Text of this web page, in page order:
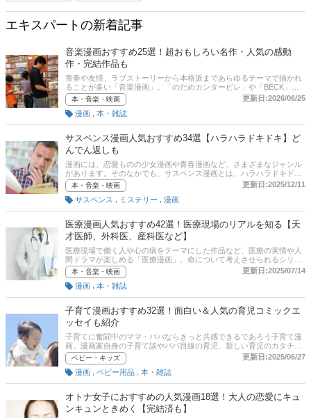
エキスパートの新着記事
音楽漫画おすすめ25選！超おもしろい名作・人気の感動
作・完結作品も
青春や友情、ラブストーリーから本格派まであらゆるテーマで描かれ
ることが多い「音楽漫画」。「のだめカンタービレ」や「BECK」と
いった実写映画化される作品も多数あります。ピアノ、クラシック、
ジャズ、ギター、バンド、DJ、あげればきりがないほど題材はさまざ
まです。この記事では「このマンガがすごい！」創刊メンバーの奈良
崎コロスケさんに音楽漫画の魅力や注目ポイント、おすすめの作品を
うかがいました。バンド漫画、ギター漫画、DJ漫画、ピアノ漫画な
ど、面白い名作の音楽漫画をピックアップしています。記事後半に
は、比較一覧表、通販サイトの売れ筋人気ランキングもあるので、口
コミや評判もチェックしてみてください。
本・音楽・映画
更新日:2026/06/25
漫画
本・雑誌
サスペンス漫画人気おすすめ34選【ハラハラドキドキ】ど
んでん返しも
漫画には、恋愛ものの少女漫画や青春漫画など、さまざまなジャンル
があります。そのなかでも、サスペンス漫画とは、ハラハラドキドキ
する展開が魅力のジャンル。定義は明確にはありませんが、ミステリ
ー漫画（推理漫画）やサイコパス系、ホラー要素やグロ要素が含まれ
るものもあります。この記事では、『このマンガがすごい！』ライタ
ーである奈良崎コロスケさんへの取材をもとに、サスペンス漫画のお
すすめ商品と選び方をご紹介。猟奇的な殺人鬼が出てくる殺人事件モ
ノや、恋愛モノなど、幅広い作品をご紹介します。お気に入りの作品
を見つけてみてください。チャート図に基づいたタイプ別診断も試し
てみてくださいね。通販サイトの最新人気ランキングのリンクもある
ので、売れ筋や口コミを確認してみましょう。
本・音楽・映画
更新日:2025/12/11
サスペンス
ミステリー 漫画
医療漫画人気おすすめ42選！医療現場のリアルを知る【天
才医師、外科医、産科医など】
医療現場で働く人や心の病をテーマにした作品など、医療の実情や人
間ドラマが楽しめる「医療漫画」。命について考えさせられるシリア
スな作品から、気楽に読めるコメディタッチな作品までバリエーショ
ンが豊富です。近年では、天才医師の作品ばかりでなく、現役医師や
元医療関係者が手掛ける医療現場の現実を描いた作品も注目を集め、
ドラマ化やアニメ化されることもあります。この記事では「このマン
ガがすごい！」ライターの奈良崎コロスケさんにお話をうかがい、人
気の医療漫画の選び方や魅力、おすすめ作品を教えていただきまし
た。医療漫画の名作や面白い作品をピックアップしています。記事後
半には、比較一覧表、通販サイトの売れ筋人気ランキングもあるの
で、口コミや評判もチェックしてみてください。
本・音楽・映画
更新日:2025/07/14
漫画
本・雑誌
子育て漫画おすすめ32選！面白い＆人気の育児コミックエ
ッセイも紹介
子育てに奮闘中のママ・パパならきっと共感できるであろう子育て漫
画。漫画家自身の子育て談やパパ目線の育児、新しい育児のカタチが
描かれています。そこで、この記事では、『このマンガがすごい！』
の漫画ライター・奈良崎コロスケさんと編集部が厳選した子育て漫画
のおすすめをご紹介します。通販サイトの人気ランキングのほか、ユ
ーザーが「買ってよかった」とイチオシする商品も口コミ付きで掲載
するので、ぜひ参考にしてくださいね。
ベビー・キッズ
更新日:2025/06/27
漫画
ベビー用品 本・雑誌
オトナ女子におすすめの人気漫画18選！大人の恋愛にキュ
ンキュンときめく【完結済も】